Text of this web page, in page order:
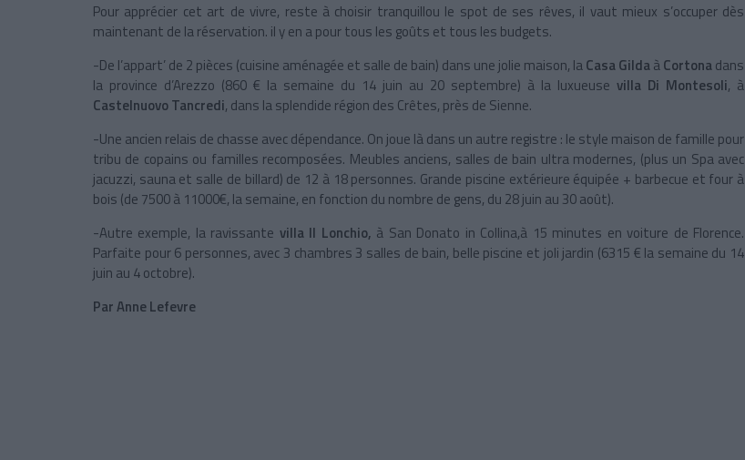
Pour apprécier cet art de vivre, reste à choisir tranquillou le spot de ses rêves, il vaut mieux s’occuper dès
maintenant de la réservation. il y en a pour tous les goûts et tous les budgets.
-De l’appart’ de 2 pièces (cuisine aménagée et salle de bain) dans une jolie maison, laCasa GildaàCortonadans
la province d’Arezzo (860 € la semaine du 14 juin au 20 septembre) à la luxueuse villa Di Montesoli, à
CastelnuovoTancredi, dans la splendide région des Crêtes, près de Sienne.
-Une ancien relais de chasse avec dépendance. On joue là dans un autre registre : le style maison de famille pour
tribu de copains ou familles recomposées. Meubles anciens, salles de bain ultra modernes, (plus un Spa avec
jacuzzi, sauna et salle de billard) de 12 à 18 personnes. Grande piscine extérieure équipée + barbecue et four à
bois (de 7500 à 11000€, la semaine, en fonction du nombre de gens, du 28 juin au 30 août).
-Autre exemple, la ravissante villa Il Lonchio, à San Donato in Collina,à 15 minutes en voiture de Florence.
Parfaite pour 6 personnes, avec 3 chambres 3 salles de bain, belle piscine et joli jardin (6315 € la semaine du 14
juin au 4 octobre).
Par Anne Lefevre